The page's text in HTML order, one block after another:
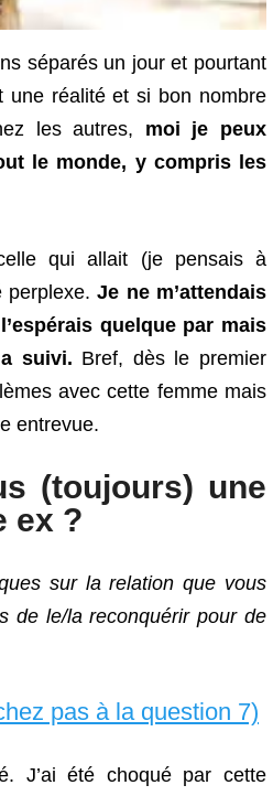
séparés un jour et pourtant
une réalité et si bon nombre
les autres, moi je peux
le monde, y compris les
qui allait (je pensais à
perplexe.Je ne m’attendais
quelque par mais
suivi. Bref, dès le premier
avec cette femme mais
entrevue.
(toujours) une
ex ?
sur la relation que vous
de le/la reconquérir pour de
pas à la question 7)
J’ai été choqué par cette